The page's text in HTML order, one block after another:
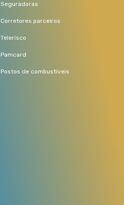
Seguradoras
Corretores parceiros
Telerisco
Pamcard
Postos de combustíveis